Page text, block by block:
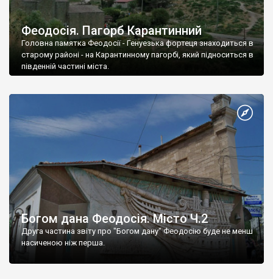
Феодосія. Пагорб Карантинний
Головна памятка Феодосії - Генуезька фортеця знаходиться в
старому районі - на Карантинному пагорбі, який підноситься в
південній частині міста.
Богом дана Феодосія. Місто Ч.2
Друга частина звіту про "Богом дану" Феодосію буде не менш
насиченою ніж перша.